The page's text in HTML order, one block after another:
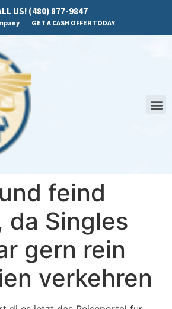
US! (480) 877-9847
GET A CASH OFFER TODAY
feind
da Singles
gern rein
verkehren